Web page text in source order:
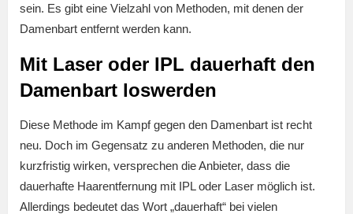
sein. Es gibt eine Vielzahl von Methoden, mit denen der
Damenbart entfernt werden kann.
Mit Laser oder IPL dauerhaft den
Damenbart loswerden
Diese Methode im Kampf gegen den Damenbart ist recht
neu. Doch im Gegensatz zu anderen Methoden, die nur
kurzfristig wirken, versprechen die Anbieter, dass die
dauerhafte Haarentfernung mit IPL oder Laser möglich ist.
Allerdings bedeutet das Wort „dauerhaft“ bei vielen